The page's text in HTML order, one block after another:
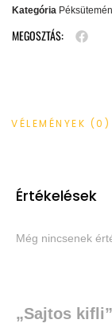
Kategória
MEGOSZTÁS:
VÉLEMÉNYEK (0)
Értékelések
Még nincsenek
„Sajtos